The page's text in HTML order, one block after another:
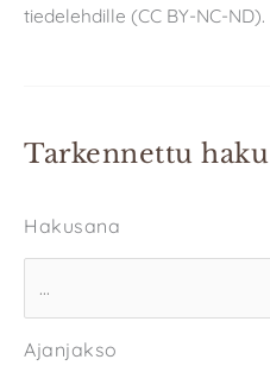
tiedelehdille (CC BY-NC-ND).
Tarkennettu haku
Hakusana
Ajanjakso